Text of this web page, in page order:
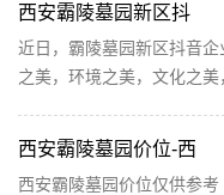
西安霸陵墓园新区抖
近日，霸陵墓园新区抖音
之美，环境之美，文化之
西安霸陵墓园价位-西
西安霸陵墓园价位仅供参